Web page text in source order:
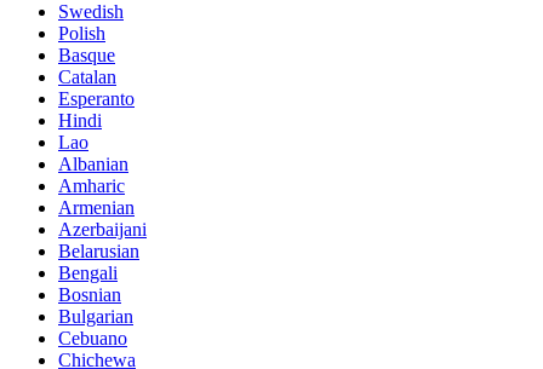
Swedish
Polish
Basque
Catalan
Esperanto
Hindi
Lao
Albanian
Amharic
Armenian
Azerbaijani
Belarusian
Bengali
Bosnian
Bulgarian
Cebuano
Chichewa